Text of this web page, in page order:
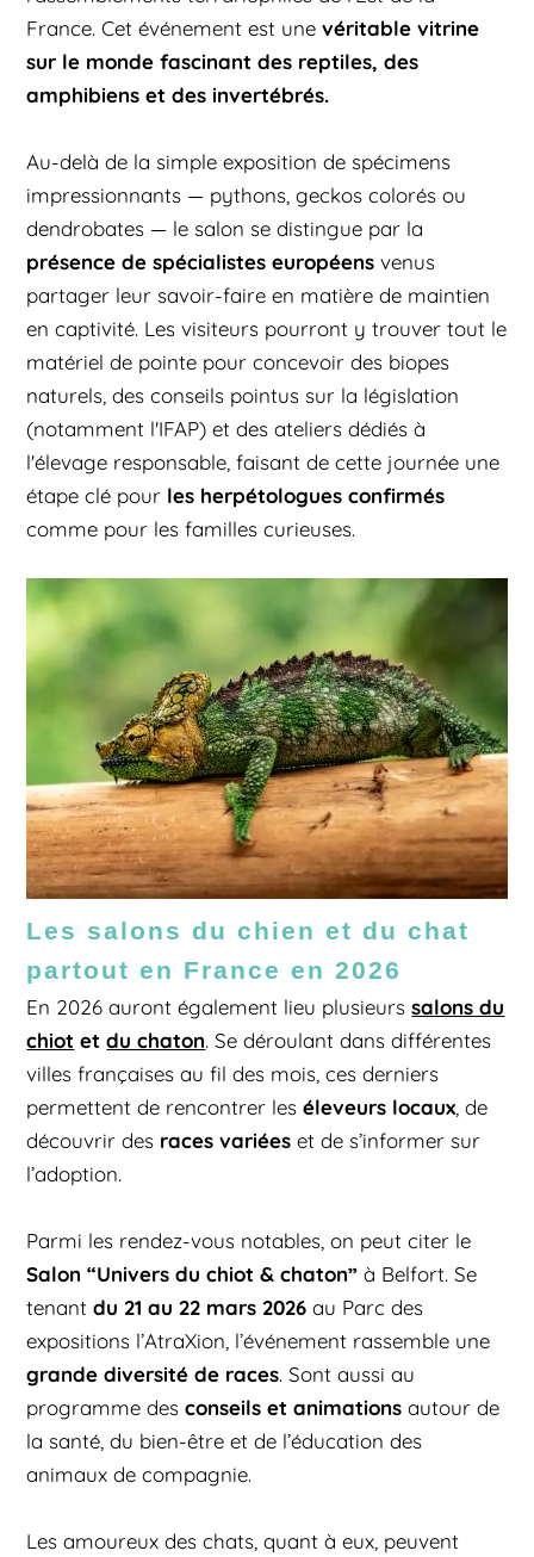
France. Cet événement est unevéritable vitrine
sur le monde fascinant des reptiles, des
amphibiens et des invertébrés.
Au-delà de la simple exposition de spécimens
impressionnants — pythons, geckos colorés ou
dendrobates — le salon se distingue par la
présence de spécialistes européens venus
partager leur savoir-faire en matière de maintien
en captivité. Les visiteurs pourront y trouver tout le
matériel de pointe pour concevoir des biopes
naturels, des conseils pointus sur la législation
(notamment l'IFAP) et des ateliers dédiés à
l'élevage responsable, faisant de cette journée une
étape clé pour les herpétologues confirmés
comme pour les familles curieuses.
Les salons du chien et du chat
partout en France en 2026
En 2026 auront également lieu plusieurssalons du
chiot etdu chaton. Se déroulant dans différentes
villes françaises au fil des mois, ces derniers
permettent de rencontrer leséleveurs locaux , de
découvrir des races variées et de s’informer sur
l’adoption.
Parmi les rendez-vous notables, on peut citer le
Salon “Univers du chiot & chaton” à Belfort. Se
tenantdu 21 au 22 mars 2026 au Parc des
expositions l’AtraXion, l’événement rassemble une
grande diversité de races. Sont aussi au
programme desconseils et animations autour de
la santé, du bien-être et de l’éducation des
animaux de compagnie.
Les amoureux des chats, quant à eux, peuvent